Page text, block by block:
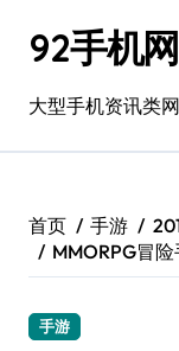
92手机网
大型手机资讯类
首页 手游
MMORPG冒
手游